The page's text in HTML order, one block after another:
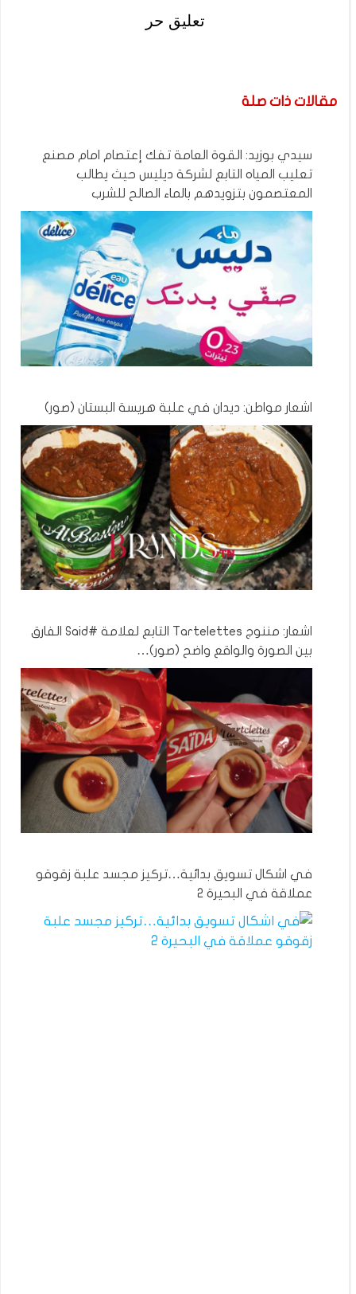
تعليق حر
مقالات ذات صلة
سيدي بوزيد: القوة العامة تفك إعتصام امام مصنع
تعليب المياه التابع لشركة ديليس حيث يطالب
المعتصمون بتزويدهم بالماء الصالح للشرب
اشعار مواطن: ديدان في علبة هريسة البستان (صور)
اشعار: مننوج Tartelettes التابع لعلامة #Said الفارق
بين الصورة والواقع واضح (صور)…
في اشكال تسويق بدائية…تركيز مجسد علبة زقوقو
عملاقة في البحيرة 2